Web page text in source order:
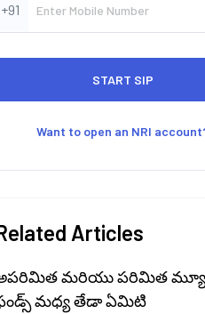
+91
Want to open an NRI
Articles
మరియు పరిమిత
మధ్య తేడా ఏమిటి